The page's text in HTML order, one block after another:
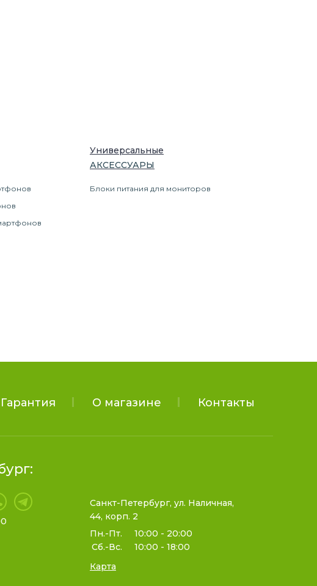
Универсальные
АКСЕССУАРЫ
Блоки питания для мониторов
Гарантия О магазине Контакты
Санкт-Петербург, ул. Наличная,
44, корп. 2
Пн.-Пт.
10:00 - 20:00
Сб.-Вс.
10:00 - 18:00
Карта